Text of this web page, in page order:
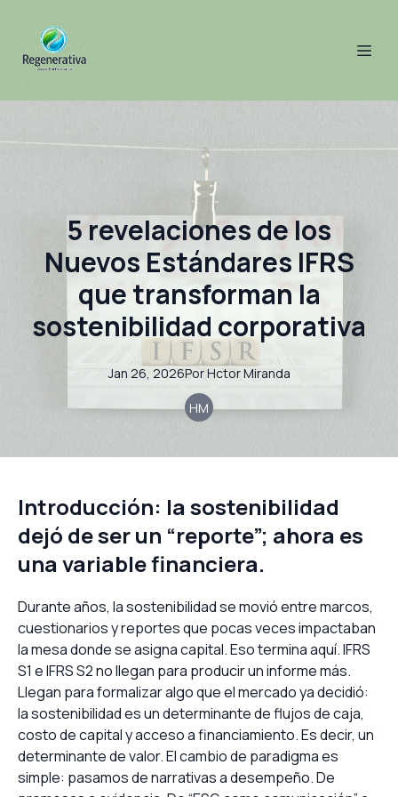
5 revelaciones de los
Nuevos Estándares IFRS
que transforman la
sostenibilidad corporativa
Jan 26, 2026PorHctorMiranda
HM
Introducción: la sostenibilidad
dejó de ser un “reporte”; ahora es
una variable financiera.
Durante años, la sostenibilidad se movió entre marcos,
cuestionarios y reportes que pocas veces impactaban
la mesa donde se asigna capital. Eso termina aquí. IFRS
S1 e IFRS S2 no llegan para producir un informe más.
Llegan para formalizar algo que el mercado ya decidió:
la sostenibilidad es un determinante de flujos de caja,
costo de capital y acceso a financiamiento. Es decir, un
determinante de valor. El cambio de paradigma es
simple: pasamos de narrativas a desempeño. De